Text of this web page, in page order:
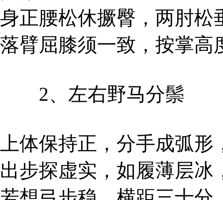
身正腰松休撅臀，两肘松
落臂屈膝须一致，按掌高
2、左右野马分鬃
上体保持正，分手成弧形
出步探虚实，如履薄层冰